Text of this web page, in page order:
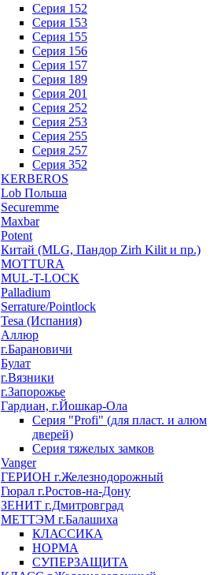
Серия 152
Серия 153
Серия 155
Серия 156
Серия 157
Серия 189
Серия 201
Серия 252
Серия 253
Серия 255
Серия 257
Серия 352
KERBEROS
Lob Польша
Securemme
Maxbar
Potent
Китай (MLG, Пандор Zirh Kilit и пр.)
MOTTURA
MUL-T-LOCK
Palladium
Serrature/Pointlock
Tesa (Испания)
Аллюр
г.Барановичи
Булат
г.Вязники
г.Запорожье
Гардиан, г.Йошкар-Ола
Серия "Profi" (для пласт. и алюм
дверей)
Серия тяжелых замков
Vanger
ГЕРИОН г.Железнодорожный
Гюрал г.Ростов-на-Дону
ЗЕНИТ г.Дмитровград
МЕТТЭМ г.Балашиха
КЛАССИКА
НОРМА
СУПЕРЗАЩИТА